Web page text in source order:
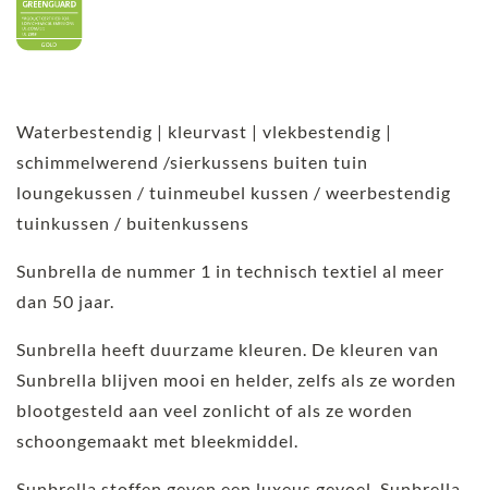
Waterbestendig | kleurvast | vlekbestendig |
schimmelwerend /sierkussens buiten tuin
loungekussen / tuinmeubel kussen / weerbestendig
tuinkussen / buitenkussens
Sunbrella de nummer 1 in technisch textiel al meer
dan 50 jaar.
Sunbrella heeft duurzame kleuren. De kleuren van
Sunbrella blijven mooi en helder, zelfs als ze worden
blootgesteld aan veel zonlicht of als ze worden
schoongemaakt met bleekmiddel.